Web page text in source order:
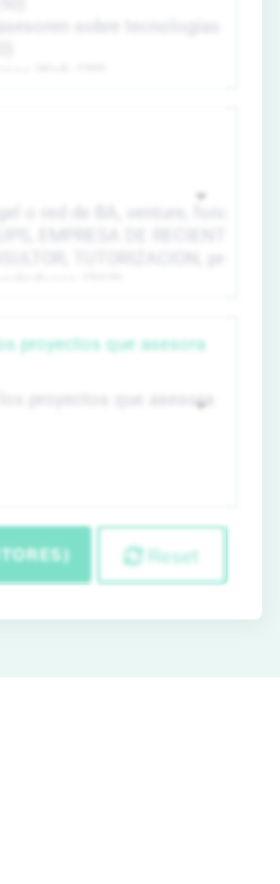
proyectos que asesora
Reset